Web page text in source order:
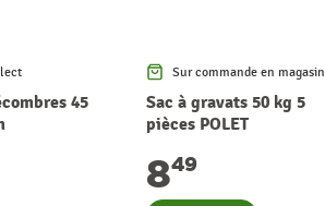
45
Sur commande en magasin
Sac à gravats 50 kg 5
pièces POLET
849